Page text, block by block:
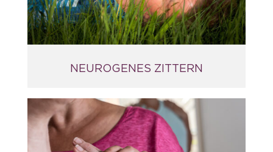
NEUROGENES ZITTERN